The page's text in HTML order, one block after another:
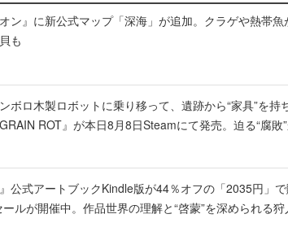
ン』に新公式マップ「深海」が追加。クラゲや熱帯
も
ボロ木製ロボットに乗り移って、遺跡から“家具”を持
ROT』が本日8月8日Steamにて発売。迫る“腐敗”
公式アートブックKindle版が44％オフの「2035円」
ールが開催中。作品世界の理解と“啓蒙”を深められる